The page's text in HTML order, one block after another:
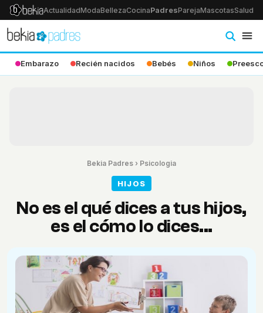
ActualidadModaBellezaCocinaPadresParejaMascotasSalud
Embarazo Recién nacidos Bebés Niños
Bekia Padres › Psicologia
HIJOS
No es el qué dices a tus hijos,
es el cómo lo dices...